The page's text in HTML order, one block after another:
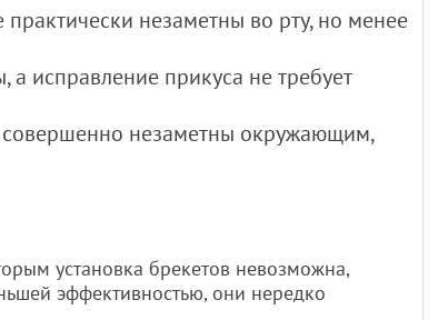
незаметны во рту, но менее
исправление прикуса не требует
совершенно незаметны окружающим,
установка брекетов невозможна,
эффективностью, они нередко